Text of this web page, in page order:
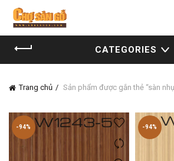
CATEGORIES
Trang chủ Sản phẩm được gắn thẻ “sàn
-94% -94%